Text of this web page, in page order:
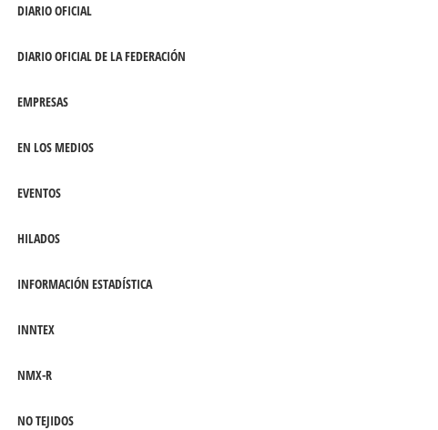
DIARIO OFICIAL
DIARIO OFICIAL DE LA FEDERACIÓN
EMPRESAS
EN LOS MEDIOS
EVENTOS
HILADOS
INFORMACIÓN ESTADÍSTICA
INNTEX
NMX-R
NO TEJIDOS